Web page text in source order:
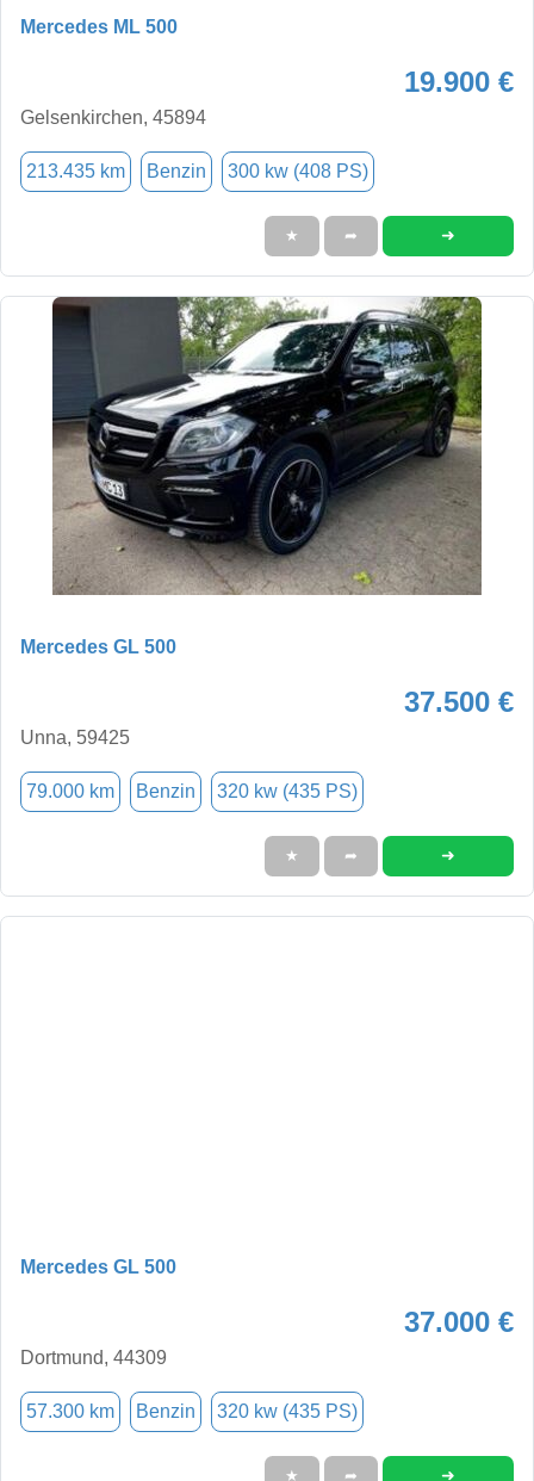
Mercedes ML 500
19.900 €
Gelsenkirchen, 45894
213.435 km Benzin 300 kw (408 PS)
★ ➦ ➜
Mercedes GL 500
37.500 €
Unna, 59425
79.000 km Benzin 320 kw (435 PS)
★ ➦ ➜
Mercedes GL 500
37.000 €
Dortmund, 44309
57.300 km Benzin 320 kw (435 PS)
★ ➦ ➜